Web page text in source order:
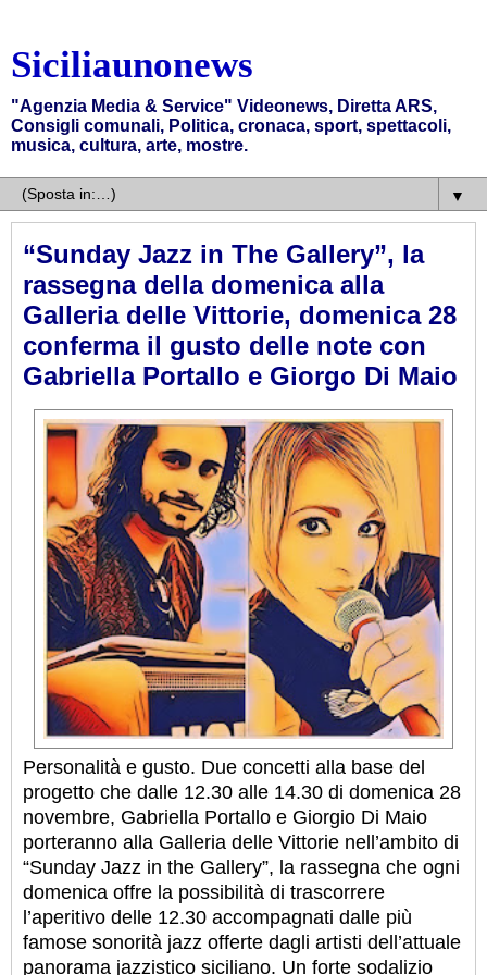
Siciliaunonews
"Agenzia Media & Service" Videonews, Diretta ARS,
Consigli comunali, Politica, cronaca, sport, spettacoli,
musica, cultura, arte, mostre.
▼
“Sunday Jazz in The Gallery”, la
rassegna della domenica alla
Galleria delle Vittorie, domenica 28
conferma il gusto delle note con
Gabriella Portallo e Giorgo Di Maio
Personalità e gusto. Due concetti alla base del
progetto che dalle 12.30 alle 14.30 di domenica 28
novembre, Gabriella Portallo e Giorgio Di Maio
porteranno alla Galleria delle Vittorie nell’ambito di
“Sunday Jazz in the Gallery”, la rassegna che ogni
domenica offre la possibilità di trascorrere
l’aperitivo delle 12.30 accompagnati dalle più
famose sonorità jazz offerte dagli artisti dell’attuale
panorama jazzistico siciliano. Un forte sodalizio